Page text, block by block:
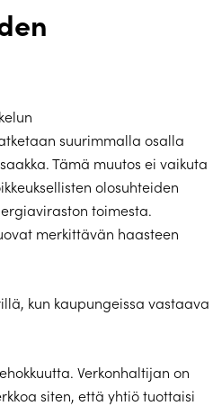
suurimmalla osalla
Tämä muutos ei vaikuta
olosuhteiden
toimesta.
merkittävän haasteen
kun kaupungeissa vastaava
Verkonhaltijan on
siten, että yhtiö tuottaisi